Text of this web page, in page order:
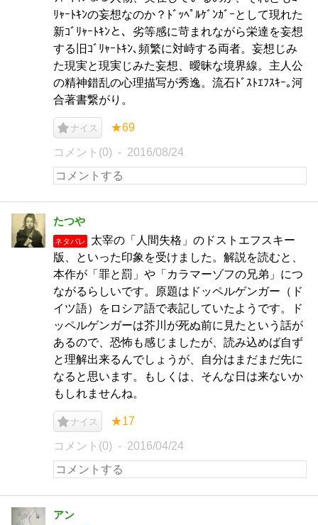
ﾘｬｰﾄｷﾝの妄想なのか？ﾄﾞｯﾍﾟﾙｹﾞﾝｶﾞｰとして現れた
新ｺﾞﾘｬｰﾄｷﾝと、劣等感に苛まれながら栄達を妄想
する旧ｺﾞﾘｬｰﾄｷﾝ､頻繁に対峙する両者。妄想じみ
た現実と現実じみた妄想、曖昧な境界線。主人公
の精神錯乱の心理描写が秀逸。流石ﾄﾞｽﾄｴﾌｽｷｰ｡河
合著書繋がり。
ナイス ★69
コメント(0) 2016/08/24
たつや
ネタバレ
太宰の「人間失格」のドストエフスキー
版、といった印象を受けました。解説を読むと、
本作が「罪と罰」や「カラマーゾフの兄弟」につ
ながるらしいです。原題はドッペルゲンガー（ド
イツ語）をロシア語で表記していたようです。ド
ッペルゲンガーは芥川が死ぬ前に見たという話が
あるので、恐怖も感じましたが、読み込めば自ず
と理解出来るんでしょうが、自分はまだまだ先に
なると思います。もしくは、そんな日は来ないか
もしれませんね。
ナイス ★17
コメント(0) 2016/04/24
アン